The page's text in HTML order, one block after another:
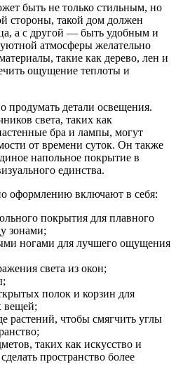
быть не только стильным, но
стороны, такой дом должен
а с другой — быть удобным и
атмосферы желательно
такие как дерево, лен и
ощущение теплоты и
продумать детали освещения.
света, таких как
бра и лампы, могут
от времени суток. Он также
напольное покрытие в
единства.
оформлению включают в себя:
покрытия для плавного
зонами;
ногами для лучшего ощущения
света из окон;
полок и корзин для
вещей;
растений, чтобы смягчить углы
таких как искусство и
пространство более